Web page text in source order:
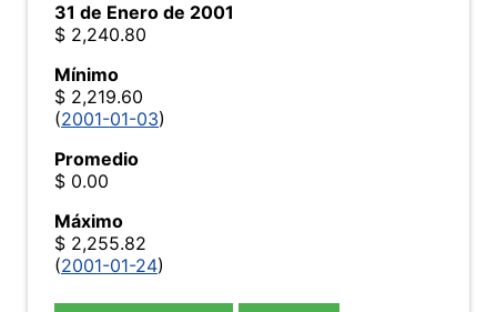
31 de Enero de 2001
$ 2,240.80
Mínimo
$ 2,219.60
(2001-01-03)
Promedio
$ 0.00
Máximo
$ 2,255.82
(2001-01-24)